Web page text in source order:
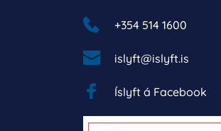
+354 514 1600
islyft@islyft.is
Íslyft á Facebook